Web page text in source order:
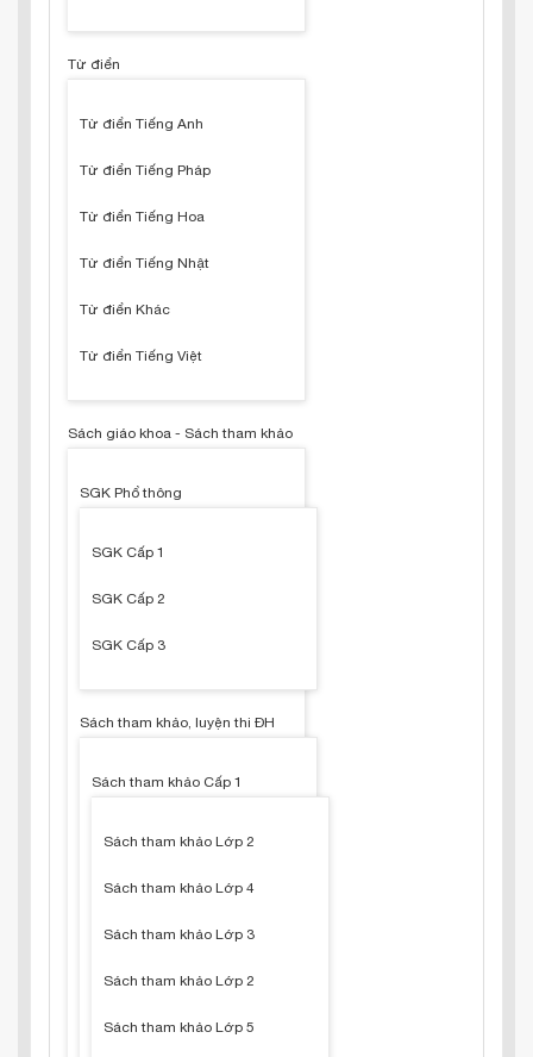
Từ điển
Từ điển Tiếng Anh
Từ điển Tiếng Pháp
Từ điển Tiếng Hoa
Từ điển Tiếng Nhật
Từ điển Khác
Từ điển Tiếng Việt
Sách giáo khoa - Sách tham khảo
SGK Phổ thông
SGK Cấp 1
SGK Cấp 2
SGK Cấp 3
Sách tham khảo, luyện thi ĐH
Sách tham khảo Cấp 1
Sách tham khảo Lớp 2
Sách tham khảo Lớp 4
Sách tham khảo Lớp 3
Sách tham khảo Lớp 2
Sách tham khảo Lớp 5